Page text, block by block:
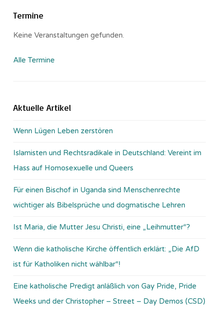
Termine
Keine Veranstaltungen gefunden.
Alle Termine
Aktuelle Artikel
Wenn Lügen Leben zerstören
Islamisten und Rechtsradikale in Deutschland: Vereint im
Hass auf Homosexuelle und Queers
Für einen Bischof in Uganda sind Menschenrechte
wichtiger als Bibelsprüche und dogmatische Lehren
Ist Maria, die Mutter Jesu Christi, eine „Leihmutter“?
Wenn die katholische Kirche öffentlich erklärt: „Die AfD
ist für Katholiken nicht wählbar“!
Eine katholische Predigt anläßlich von Gay Pride, Pride
Weeks und der Christopher – Street – Day Demos (CSD)